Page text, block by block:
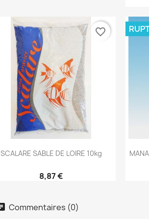
Aperçu rapide
SCALARE SABLE DE LOIRE 10kg
8,87 €
favorite_border
Commentaires (0)